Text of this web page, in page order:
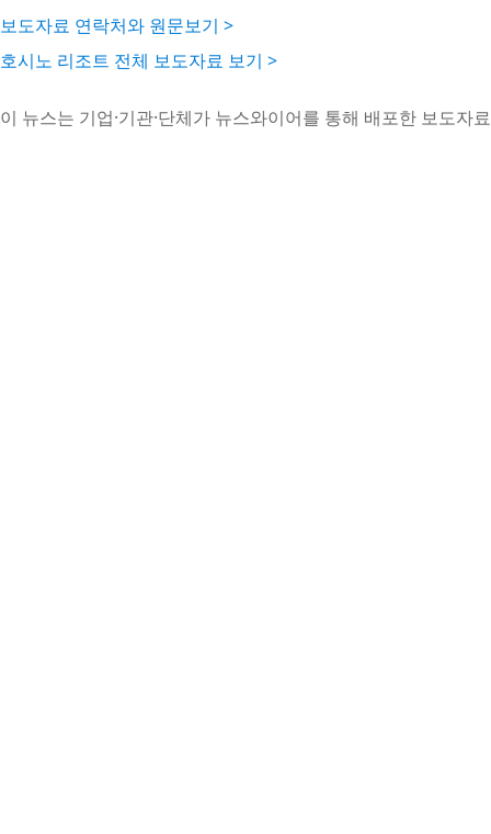
보도자료 연락처와 원문보기 >
호시노 리조트 전체 보도자료 보기 >
이 뉴스는 기업·기관·단체가 뉴스와이어를 통해 배포한 보도자